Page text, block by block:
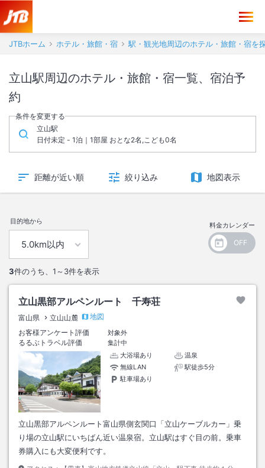
JTBホーム ホテル・旅館・宿 駅・観光地周辺のホテル・旅館・宿を
立山駅周辺のホテル・旅館・宿一覧、宿泊予
約
条件を変更する
立山駅
日付未定 - 1泊｜1部屋 おとな2名,こども0名
距離が近い順 絞り込み 地図表示
目的地から 料金カレンダー
3件のうち、 1～3件を表示
立山黒部アルペンルート 千寿荘
富山県 立山山麓
地図
お客様アンケート評価
対象外
るるぶトラベル評価
集計中
大浴場あり
温泉
無線LAN
駅徒歩5分
駐車場あり
立山黒部アルペンルート富山県側玄関口「立山ケーブルカー」乗
り場の立山駅にいちばん近い温泉宿。立山駅はすぐ目の前。乗車
券購入にも大変便利です。